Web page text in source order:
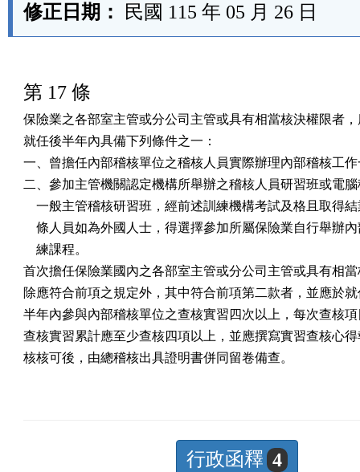
修正日期：
民國 115 年 05 月 26 日
第 17 條
保險業之各部室主管或分公司主管或具有相當核決權限者
就任後半年內具備下列條件之一：
一、曾擔任內部稽核單位之稽核人員實際辦理內部稽核工
二、參加主管機關認定機構所舉辦之稽核人員研習班或電
一般主管稽核研習班，經前述訓練機構考試及格且取得
條人員如為外國人士，得選擇參加所屬保險業自行舉辦
    練課程。
首次擔任保險業國內之各部室主管或分公司主管或具有相
除應符合前項之規定外，其中符合前項第二款者，並應於
半年內參與內部稽核單位之查核實習四次以上，每次查核
查核實習累計應至少查核四項以上，並應撰寫實習查核心
核核可後，由總稽核出具證明書併同留卷備查。
行政函釋 4